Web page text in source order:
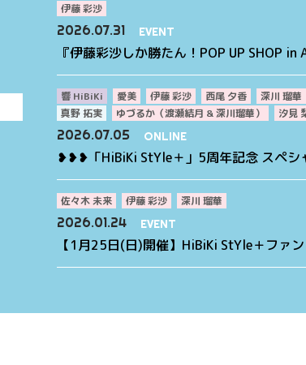
伊藤 彩沙
2026.07.31 EVENT
『伊藤彩沙しか勝たん！POP UP SHOP
響 HiBiKi 愛美 伊藤 彩沙 西尾 夕香
深川 瑠華
真野 拓実
ゆづるか（渡瀬結月 & 深川瑠華） 汐見
2026.07.05 ONLINE
❥❥❥「HiBiKi StYle＋」5周年記念 スペシ
佐々木 未来 伊藤 彩沙 深川 瑠華
2026.01.24 EVENT
【1月25日(日)開催】HiBiKi StYle＋ファ